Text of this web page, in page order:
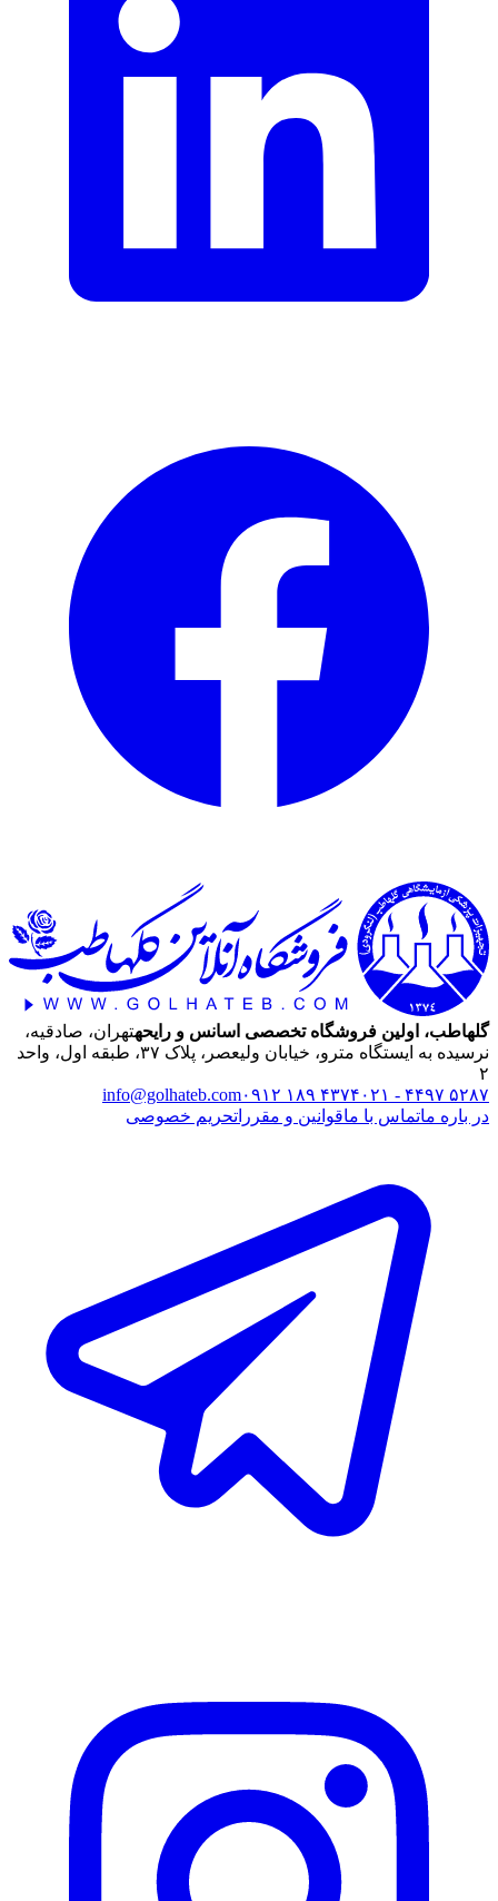
گلهاطب، اولین فروشگاه تخصصی اسانس و رایحهتهران، صادقیه،
نرسیده به ایستگاه مترو، خیابان ولیعصر، پلاک ۳۷، طبقه اول، واحد
۲
۰۲۱ - ۴۴۹۷ ۵۲۸۷ ۰۹۱۲ ۱۸۹ ۴۳۷۴info@golhateb.com
در باره ماتماس با ماقوانین و مقرراتحریم خصوصی